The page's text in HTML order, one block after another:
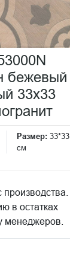
бежевый
33x33
Размер: 33*33
см
в остатках
менеджеров.